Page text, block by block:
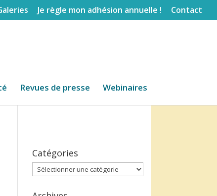
Je règle mon adhésion annuelle ! Contact
Revues de presse Webinaires
Catégories
Catégories